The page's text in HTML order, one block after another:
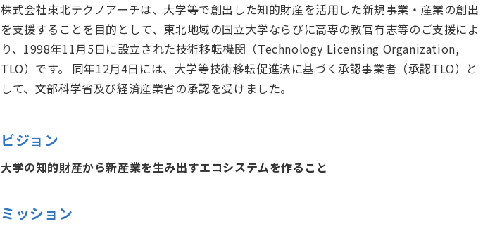
株式会社東北テクノアーチは、大学等で創出した知的財産を活用した新規事業・産業の創出
を支援することを目的として、東北地域の国立大学ならびに高専の教官有志等のご支援によ
り、1998年11月5日に設立された技術移転機関（Technology Licensing Organization,
TLO）です。 同年12月4日には、大学等技術移転促進法に基づく承認事業者（承認TLO）と
して、文部科学省及び経済産業省の承認を受けました。
ビジョン
大学の知的財産から新産業を生み出すエコシステムを作ること
ミッション